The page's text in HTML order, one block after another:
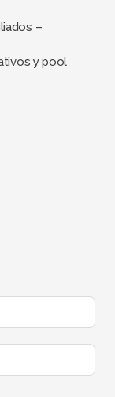
–
y pool